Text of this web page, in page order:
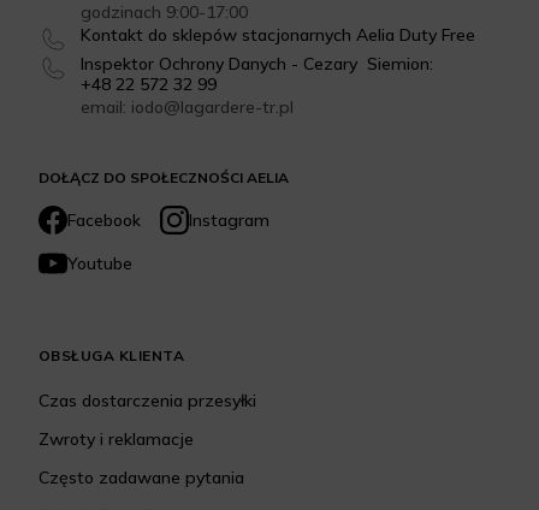
DOŁĄCZ DO SPOŁECZNOŚCI AELIA
Facebook
Instagram
Youtube
godzinach 9:00-17:00
Kontakt do sklepów stacjonarnych Aelia Duty Free
Inspektor Ochrony Danych - Cezary Siemion:
+48 22 572 32 99
email: iodo@lagardere-tr.pl
OBSŁUGA KLIENTA
Czas dostarczenia przesyłki
Zwroty i reklamacje
Często zadawane pytania